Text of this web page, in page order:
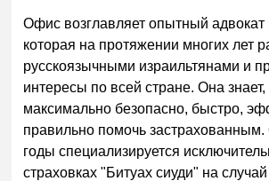
Офис возглавляет опытный
которая на протяжении многих лет
русскоязычными израильтянами и
интересы по всей стране. Она знает,
максимально безопасно, быстро,
правильно помочь
годы специализируется
страховках "Битуах сиуди" на